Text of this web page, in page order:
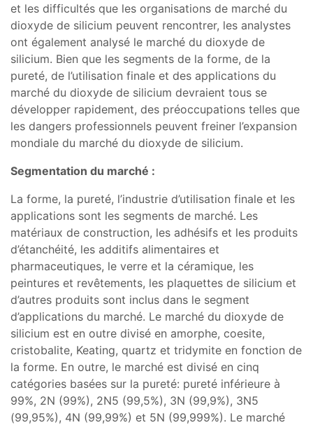
et les difficultés que les organisations de marché du
dioxyde de silicium peuvent rencontrer, les analystes
ont également analysé le marché du dioxyde de
silicium. Bien que les segments de la forme, de la
pureté, de l’utilisation finale et des applications du
marché du dioxyde de silicium devraient tous se
développer rapidement, des préoccupations telles que
les dangers professionnels peuvent freiner l’expansion
mondiale du marché du dioxyde de silicium.
Segmentation du marché :
La forme, la pureté, l’industrie d’utilisation finale et les
applications sont les segments de marché. Les
matériaux de construction, les adhésifs et les produits
d’étanchéité, les additifs alimentaires et
pharmaceutiques, le verre et la céramique, les
peintures et revêtements, les plaquettes de silicium et
d’autres produits sont inclus dans le segment
d’applications du marché. Le marché du dioxyde de
silicium est en outre divisé en amorphe, coesite,
cristobalite, Keating, quartz et tridymite en fonction de
la forme. En outre, le marché est divisé en cinq
catégories basées sur la pureté: pureté inférieure à
99%, 2N (99%), 2N5 (99,5%), 3N (99,9%), 3N5
(99,95%), 4N (99,99%) et 5N (99,999%). Le marché